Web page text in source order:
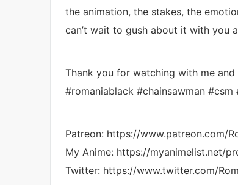
the animation, the stakes, the
can’t wait to gush about it with you
Thank you for watching with me
#romaniablack #chainsawman #csm
Patreon: https://www.patreon.com/
My Anime: https://myanimelist.net/
Twitter: https://www.twitter.com/